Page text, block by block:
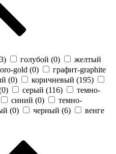
) голубой (0)
желтый
gold (0)
графит-graphite
(0) коричневый (195)
0) серый (116)
темно-
синий (0)
темно-
(0) черный (6)
венге